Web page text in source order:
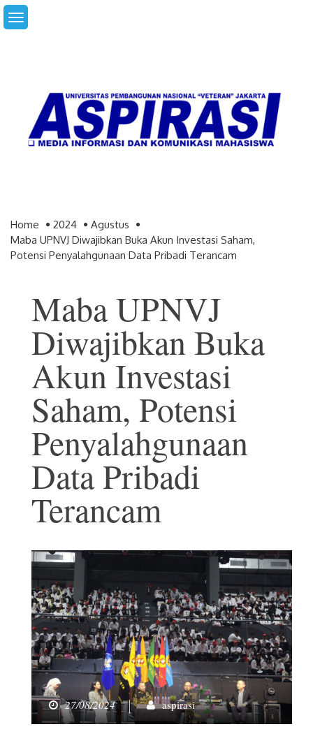
Skip
to
Home 2024
Agustus
Maba UPNVJ Diwajibkan Buka Akun Investasi Saham,
Potensi Penyalahgunaan Data Pribadi Terancam
Maba UPNVJ
Diwajibkan Buka
Akun Investasi
Saham, Potensi
Penyalahgunaan
Data Pribadi
Terancam
27/08/2024 aspirasi